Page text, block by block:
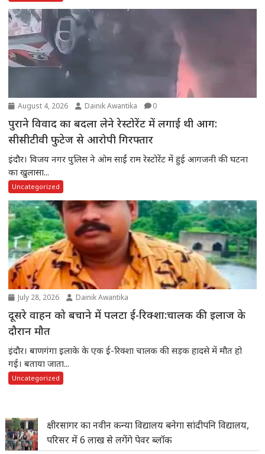
August 4, 2026 Dainik Awantika 0
पुराने विवाद का बदला लेने रेस्टोरेंट में लगाई थी आग:
सीसीटीवी फुटेज से आरोपी गिरफ्तार
इंदौर। विजय नगर पुलिस ने ओम साईं राम रेस्टोरेंट में हुई आगजनी की घटना
का खुलासा...
Uncategorized
July 28, 2026 Dainik Awantika
दूसरे वाहन को बचाने में पलटा ई-रिक्शा:चालक की इलाज के
दौरान मौत
इंदौर। बाणगंगा इलाके के एक ई-रिक्शा चालक की सड़क हादसे में मौत हो
गई। बताया जाता...
Uncategorized
क्षीरसागर का नवीन कन्या विद्यालय बनेगा सांदीपनि विद्यालय,
परिसर में 6 लाख से लगेंगे पेवर ब्लॉक